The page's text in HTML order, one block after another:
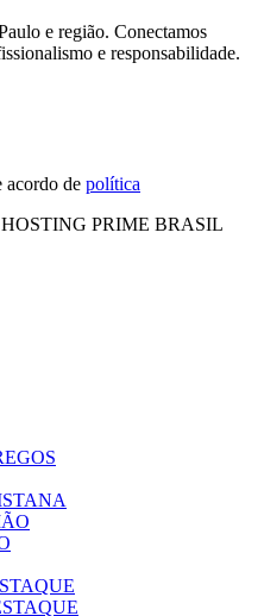
e região. Conectamos
e responsabilidade.
acordo de política
PRIME BRASIL